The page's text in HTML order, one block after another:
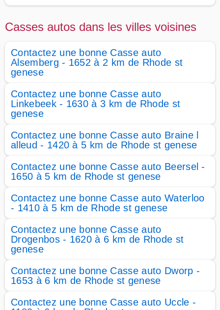
Casses autos dans les villes voisines
Contactez une bonne Casse auto
Alsemberg - 1652 à 2 km de Rhode st
genese
Contactez une bonne Casse auto
Linkebeek - 1630 à 3 km de Rhode st
genese
Contactez une bonne Casse auto Braine l
alleud - 1420 à 5 km de Rhode st genese
Contactez une bonne Casse auto Beersel -
1650 à 5 km de Rhode st genese
Contactez une bonne Casse auto Waterloo
- 1410 à 5 km de Rhode st genese
Contactez une bonne Casse auto
Drogenbos - 1620 à 6 km de Rhode st
genese
Contactez une bonne Casse auto Dworp -
1653 à 6 km de Rhode st genese
Contactez une bonne Casse auto Uccle -